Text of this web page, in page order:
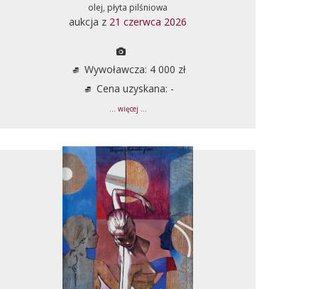
olej, płyta pilśniowa
aukcja z 21 czerwca 2026
Wywoławcza: 4 000 zł
Cena uzyskana: -
... więcej ...